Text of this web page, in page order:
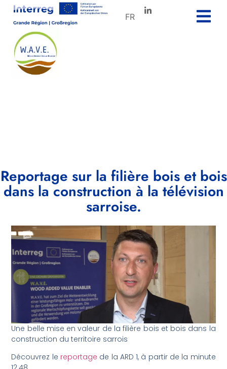
FR
Reportage sur la filière bois et bois
dans la construction à la télévision
sarroise.
Une belle mise en valeur de la filière bois et bois dans la
construction du territoire sarrois
Découvrez le reportage de la ARD 1, à partir de la minute